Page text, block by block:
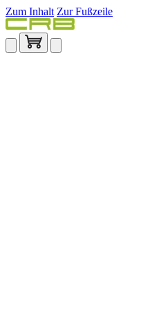
Zum Inhalt Zur Fußzeile